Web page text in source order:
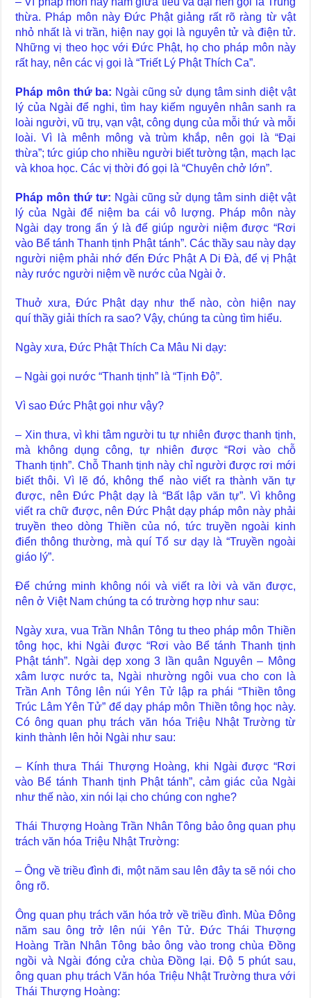
thừa. Pháp môn này Đức Phật giảng rất rõ ràng từ vật
nhỏ nhất là vi trần, hiện nay gọi là nguyên tử và điện tử.
Những vị theo học với Đức Phật, họ cho pháp môn này
rất hay, nên các vị gọi là “Triết Lý Phật Thích Ca”.
Pháp môn thứ ba: Ngài cũng sử dụng tâm sinh diệt vật
lý của Ngài để nghi, tìm hay kiếm nguyên nhân sanh ra
loài người, vũ trụ, vạn vật, công dụng của mỗi thứ và mỗi
loài. Vì là mênh mông và trùm khắp, nên gọi là “Đại
thừa”; tức giúp cho nhiều người biết tường tận, mạch lạc
và khoa học. Các vị thời đó gọi là “Chuyên chở lớn”.
Pháp môn thứ tư: Ngài cũng sử dụng tâm sinh diệt vật
lý của Ngài để niệm ba cái vô lượng. Pháp môn này
Ngài dạy trong ẩn ý là để giúp người niệm được “Rơi
vào Bể tánh Thanh tịnh Phật tánh”. Các thầy sau này dạy
người niệm phải nhớ đến Đức Phật A Di Đà, để vị Phật
này rước người niệm về nước của Ngài ở.
Thuở xưa, Đức Phật dạy như thế nào, còn hiện nay
quí thầy giải thích ra sao? Vậy, chúng ta cùng tìm hiểu.
Ngày xưa, Đức Phật Thích Ca Mâu Ni dạy:
– Ngài gọi nước “Thanh tịnh” là “Tịnh Độ”.
Vì sao Đức Phật gọi như vậy?
– Xin thưa, vì khi tâm người tu tự nhiên được thanh tịnh,
mà không dụng công, tự nhiên được “Rơi vào chỗ
Thanh tịnh”. Chỗ Thanh tịnh này chỉ người được rơi mới
biết thôi. Vì lẽ đó, không thể nào viết ra thành văn tự
được, nên Đức Phật dạy là “Bất lập văn tự”. Vì không
viết ra chữ được, nên Đức Phật dạy pháp môn này phải
truyền theo dòng Thiền của nó, tức truyền ngoài kinh
điển thông thường, mà quí Tổ sư dạy là “Truyền ngoài
giáo lý”.
Để chứng minh không nói và viết ra lời và văn được,
nên ở Việt Nam chúng ta có trường hợp như sau:
Ngày xưa, vua Trần Nhân Tông tu theo pháp môn Thiền
tông học, khi Ngài được “Rơi vào Bể tánh Thanh tịnh
Phật tánh”. Ngài dẹp xong 3 lần quân Nguyên – Mông
xâm lược nước ta, Ngài nhường ngôi vua cho con là
Trần Anh Tông lên núi Yên Tử lập ra phái “Thiền tông
Trúc Lâm Yên Tử” để dạy pháp môn Thiền tông học này.
Có ông quan phụ trách văn hóa Triệu Nhật Trường từ
kinh thành lên hỏi Ngài như sau:
– Kính thưa Thái Thượng Hoàng, khi Ngài được “Rơi
vào Bể tánh Thanh tịnh Phật tánh”, cảm giác của Ngài
như thế nào, xin nói lại cho chúng con nghe?
Thái Thượng Hoàng Trần Nhân Tông bảo ông quan phụ
trách văn hóa Triệu Nhật Trường:
– Ông về triều đình đi, một năm sau lên đây ta sẽ nói cho
ông rõ.
Ông quan phụ trách văn hóa trở về triều đình. Mùa Đông
năm sau ông trở lên núi Yên Tử. Đức Thái Thượng
Hoàng Trần Nhân Tông bảo ông vào trong chùa Đồng
ngồi và Ngài đóng cửa chùa Đồng lại. Độ 5 phút sau,
ông quan phụ trách Văn hóa Triệu Nhật Trường thưa với
Thái Thượng Hoàng: